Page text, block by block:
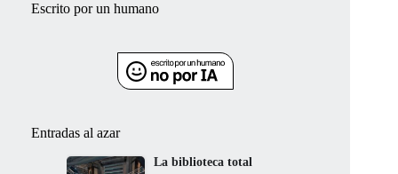
Escrito por un humano
Entradas al azar
La biblioteca total